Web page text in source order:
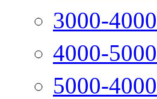
3000-
4000-
5000-